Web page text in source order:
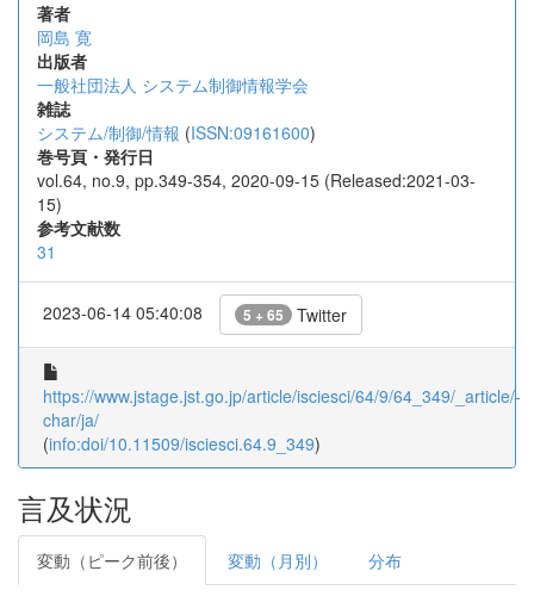
著者
岡島 寛
出版者
一般社団法人 システム制御情報学会
雑誌
システム/制御/情報 (ISSN:09161600)
巻号頁・発行日
vol.64, no.9, pp.349-354, 2020-09-15 (Released:2021-03-
15)
参考文献数
31
2023-06-14 05:40:08 5 + 65 Twitter
https://www.jstage.jst.go.jp/article/isciesci/64/9/64_349/_article/-
char/ja/
(info:doi/10.11509/isciesci.64.9_349)
言及状況
変動（ピーク前後） 変動（月別） 分布